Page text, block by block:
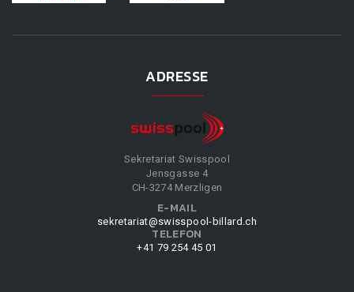
ADRESSE
Sekretariat Swisspool
Jensgasse 4
CH-3274 Merzligen
E-MAIL
sekretariat@swisspool-billard.ch
TELEFON
+41 79 254 45 01